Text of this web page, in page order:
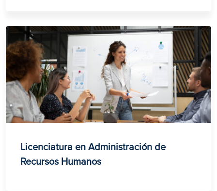
Licenciatura en Administración de
Recursos Humanos